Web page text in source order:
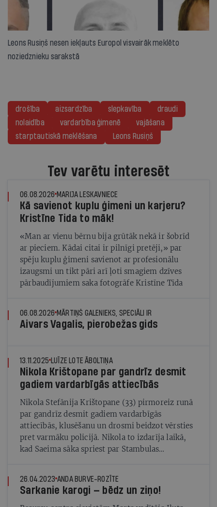
Leons Rusiņš nesen iekļauts Europol visvairāk meklēto
noziedznieku sarakstā
drošība aizsardzība slepkavība
draudi
nolaidība
vardarbība ģimenē
vajāšana
starptautiskā meklēšana
Leons Rusiņš
Tev varētu interesēt
06.08.2026 MARIJA LESKAVNIECE
Kā savienot kuplu ģimeni un karjeru?
Kristīne Tida to māk!
«Man ar vienu bērnu bija grūtāk nekā ir šobrīd
ar pieciem. Kādai citai ir pilnīgi pretēji,» par
spēju kuplu ģimeni savienot ar profesionālu
izaugsmi un tikt pāri arī ļoti smagiem dzīves
pārbaudījumiem saka fotogrāfe Kristīne Tīda
06.08.2026 MĀRTIŅŠ GALENIEKS, SPECIĀLI IR
Aivars Vagalis, pierobežas gids
13.11.2025 LUĪZE LOTE ĀBOLTIŅA
Nikola Krištopane par gandrīz desmit
gadiem vardarbīgās attiecībās
Nikola Stefānija Krištopane (33) pirmoreiz runā
par gandrīz desmit gadiem vardarbīgās
attiecībās, klusēšanu un drosmi beidzot vērsties
pret varmāku policijā. Nikola to izdarīja laikā,
kad Saeima sāka spriest par Stambulas
26.04.2023 ANDA BURVE-ROZĪTE
Sarkanie karogi — bēdz un ziņo!